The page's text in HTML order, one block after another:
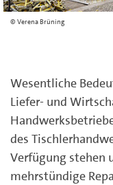
Verena Brüning
Wesentliche
Liefer- und
des
Verfügung stehen
mehrstündige